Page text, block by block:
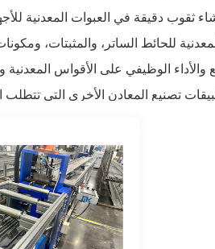
تصنيع المعادن الأخرى التي تتطلب